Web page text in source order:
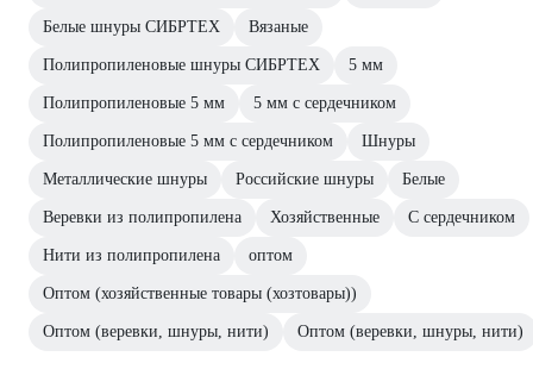
Белые шнуры СИБРТЕХ Вязаные
Полипропиленовые шнуры СИБРТЕХ 5 мм
Полипропиленовые 5 мм 5 мм с сердечником
Полипропиленовые 5 мм с сердечником Шнуры
Металлические шнуры Российские шнуры Белые
Веревки из полипропилена Хозяйственные С сердечником
Нити из полипропилена оптом
Оптом (хозяйственные товары (хозтовары))
Оптом (веревки, шнуры, нити) Оптом (веревки, шнуры, нити)